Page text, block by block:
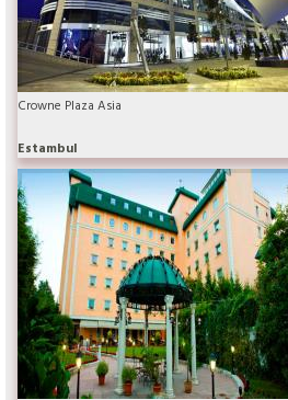
Crowne Plaza Asia
Estambul